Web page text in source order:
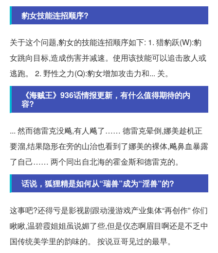
豹女技能连招顺序?
关于这个问题,豹女的技能连招顺序如下: 1. 猎豹跃(W):豹
女跳向目标,造成伤害并减速。使用该技能可以追击敌人或
逃跑。 2. 野性之力(Q):豹女增加攻击力和... 关。
《海贼王》936话情报更新，有什么值得期待的内
容?
... 然而德雷克没飚,有人飚了…… 德雷克晕倒,娜美趁机正
要溜,结果隐形在旁的山治也看到了娜美的裸体,飚鼻血暴露
了自己…… 两个同出自北海的霍金斯和德雷克的。
话说，狐狸精是如何从“瑞兽”成为“淫兽”的?
这事吧?还得亏是影视剧跟动漫游戏产业集体“再创作” 你们
瞅瞅,温碧霞姐姐虽说媚了些,但是仪态啊眉目啊还是不乏中
国传统美学里的韵味的。 按说豆哥见过的最早。